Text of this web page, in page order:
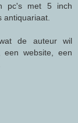
pc's met 5 inch
antiquariaat.
de auteur wil
website, een